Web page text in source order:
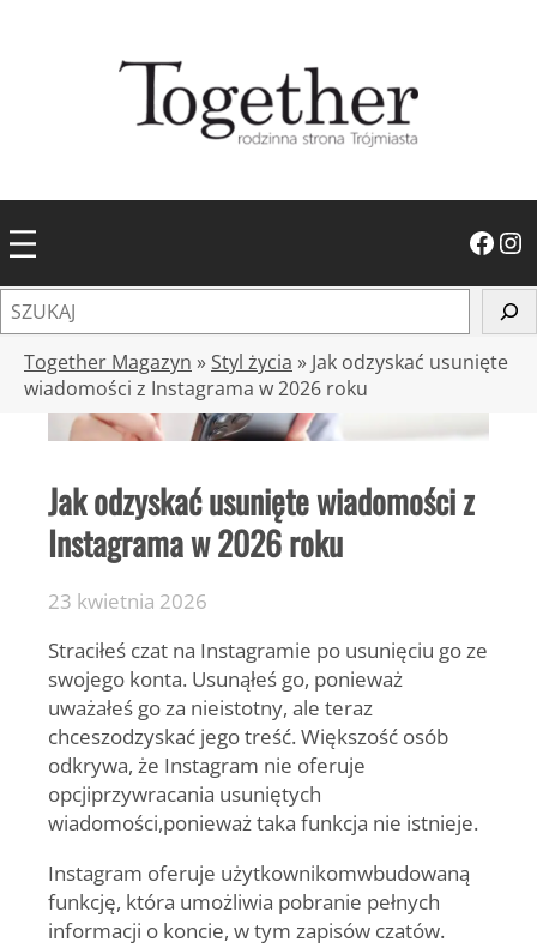
Facebook Instagram
z
Together Magazyn » Styl życia » Jak odzyskać usunięte
wiadomości z Instagrama w 2026 roku
Jak odzyskać usunięte wiadomości z
Instagrama w 2026 roku
23 kwietnia 2026
Straciłeś czat na Instagramie po usunięciu go ze
swojego konta. Usunąłeś go, ponieważ
uważałeś go za nieistotny, ale teraz
chceszodzyskać jego treść. Większość osób
odkrywa, że ​​Instagram nie oferuje
opcjiprzywracania usuniętych
wiadomości,ponieważ taka funkcja nie istnieje.
Instagram oferuje użytkownikomwbudowaną
funkcję, która umożliwia pobranie pełnych
informacji o koncie, w tym zapisów czatów.